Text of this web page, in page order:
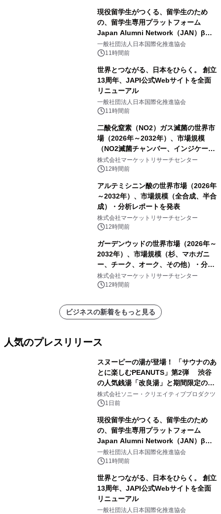
現役留学生がつくる、留学生のため
の、留学生専用プラットフォーム
Japan Alumni Network（JAN）β版
をリリース
一般社団法人日本国際化推進協会
11時間前
世界とつながる、日本をひらく。 創立
13周年、JAPI公式Webサイトを全面
リニューアル
一般社団法人日本国際化推進協会
11時間前
二酸化窒素（NO2）ガス滅菌の世界市
場（2026年～2032年）、市場規模
（NO2滅菌チャンバー、インジケータ
ーおよびモニタリングシステム、その
他）・分析レポートを発表
株式会社マーケットリサーチセンター
12時間前
アルテミシニン酸の世界市場（2026年
～2032年）、市場規模（全合成、半合
成）・分析レポートを発表
株式会社マーケットリサーチセンター
12時間前
ガーデンウッドの世界市場（2026年～
2032年）、市場規模（杉、マホガニ
ー、チーク、オーク、その他）・分析
レポートを発表
株式会社マーケットリサーチセンター
12時間前
ビジネスの新着をもっと見る
人気のプレスリリース
スヌーピーの湯が登場！ 「サウナのあ
とに楽しむPEANUTS」第2弾 渋谷
の人気銭湯「改良湯」と期間限定のコ
ラボレーション サウナイキタイコラ
ボグッズも発売決定！
株式会社ソニー・クリエイティブプロダクツ
1日前
現役留学生がつくる、留学生のため
の、留学生専用プラットフォーム
Japan Alumni Network（JAN）β版
をリリース
一般社団法人日本国際化推進協会
11時間前
世界とつながる、日本をひらく。 創立
13周年、JAPI公式Webサイトを全面
リニューアル
一般社団法人日本国際化推進協会